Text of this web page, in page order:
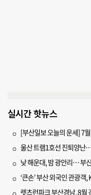
실시간 핫뉴스
[부산일보 오늘의 운세] 7
울산 트램1호선 진퇴양난
낮 해운대, 밤 광안리… 부
‘큰손’ 부산 외국인 관광
렛츠런파크 부산경남, 8